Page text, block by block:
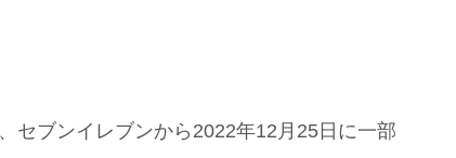
セブンイレブンから2022年12月25日に一部